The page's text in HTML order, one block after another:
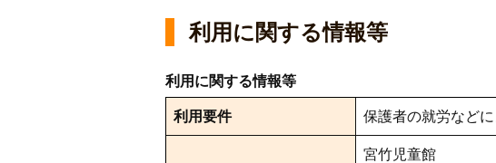
利用に関する情報等
利用に関する情報等
利用要件 保護者の就労など
宮竹児童館